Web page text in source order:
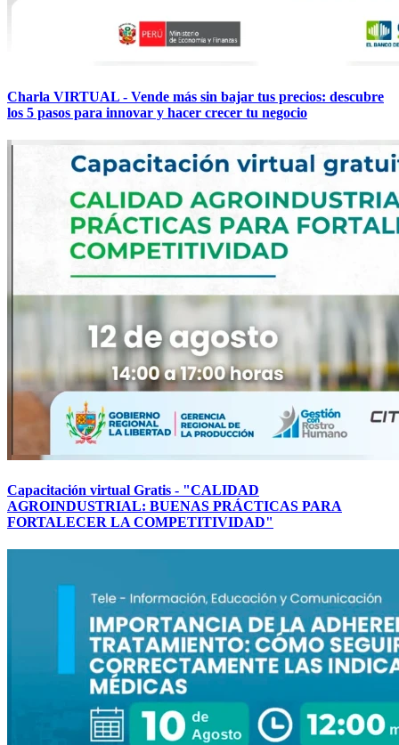
Charla VIRTUAL - Vende más sin bajar tus precios: descubre
los 5 pasos para innovar y hacer crecer tu negocio
Capacitación virtual Gratis - "CALIDAD
AGROINDUSTRIAL: BUENAS PRÁCTICAS PARA
FORTALECER LA COMPETITIVIDAD"